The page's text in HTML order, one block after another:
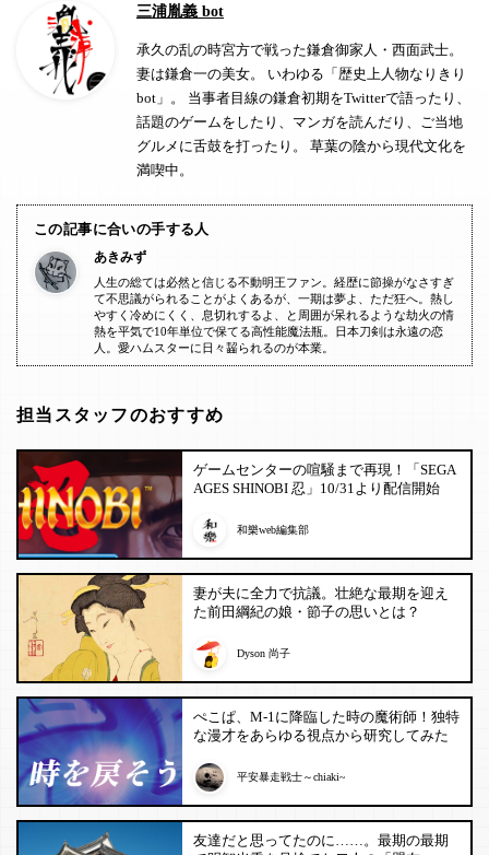
三浦胤義 bot
承久の乱の時宮方で戦った鎌倉御家人・西面武士。
妻は鎌倉一の美女。 いわゆる「歴史上人物なりきり
bot」。 当事者目線の鎌倉初期をTwitterで語ったり、
話題のゲームをしたり、マンガを読んだり、ご当地
グルメに舌鼓を打ったり。 草葉の陰から現代文化を
満喫中。
この記事に合いの手する人
あきみず
人生の総ては必然と信じる不動明王ファン。経歴に節操がなさすぎ
て不思議がられることがよくあるが、一期は夢よ、ただ狂へ。熱し
やすく冷めにくく、息切れするよ、と周囲が呆れるような劫火の情
熱を平気で10年単位で保てる高性能魔法瓶。日本刀剣は永遠の恋
人。愛ハムスターに日々齧られるのが本業。
担当スタッフのおすすめ
ゲームセンターの喧騒まで再現！「SEGA
AGES SHINOBI 忍」10/31より配信開始
和樂web編集部
妻が夫に全力で抗議。壮絶な最期を迎え
た前田綱紀の娘・節子の思いとは？
Dyson 尚子
ぺこぱ、M-1に降臨した時の魔術師！独特
な漫才をあらゆる視点から研究してみた
平安暴走戦士～chiaki~
友達だと思ってたのに……。最期の最期